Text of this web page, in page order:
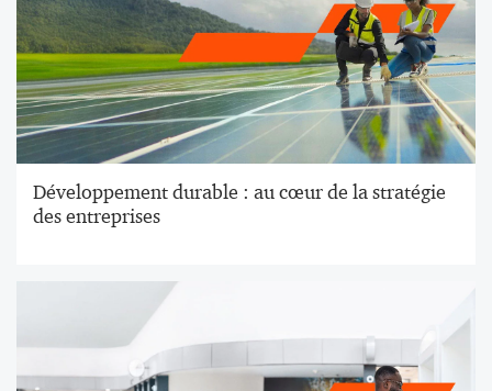
Développement durable : au cœur de la stratégie
des entreprises